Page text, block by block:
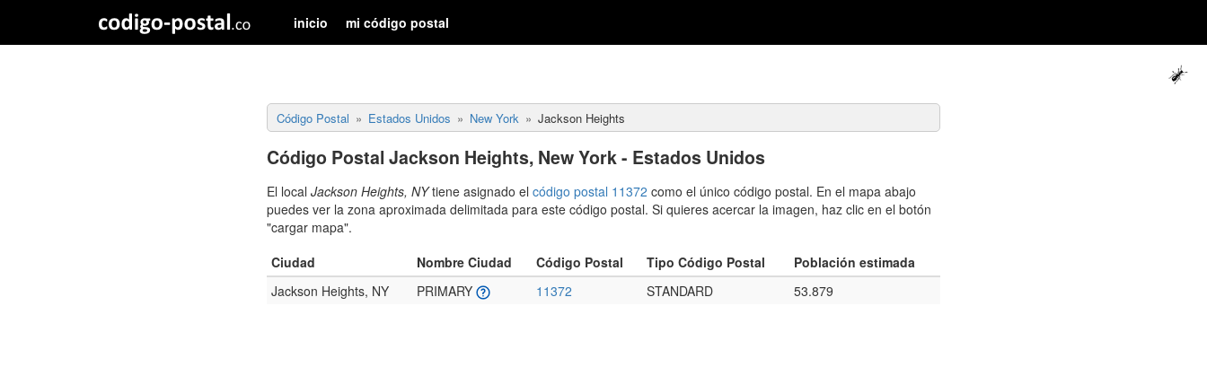
inicio mi código postal
Código Postal Estados Unidos New York Jackson Heights
Código Postal Jackson Heights, New York - Estados Unidos
El local Jackson Heights, NYtiene asignado el código postal 11372 como el único código postal. En el mapa abajo
puedes ver la zona aproximada delimitada para este código postal. Si quieres acercar la imagen, haz clic en el botón
"cargar mapa".
Ciudad
Nombre Ciudad Código Postal Tipo Código Postal
Población estimada
Jackson Heights, NY
PRIMARY 11372 STANDARD 53.879